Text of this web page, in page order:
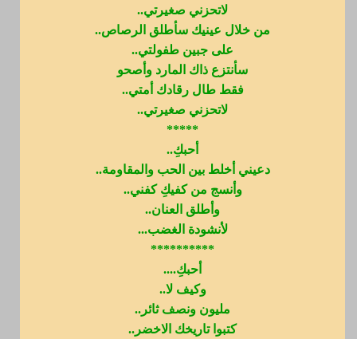
لاتحزني صغيرتي..
من خلال عينيك سأطلق الرصاص..
على جبين طفولتي..
سأنتزع ذاك المارد وأصحو
فقط طال رقادك أمتي..
لاتحزني صغيرتي..
*****
أحبكِ..
دعيني أخلط بين الحب والمقاومة..
وأنسج من كفيكِ كفني..
وأطلق العنان..
لأنشودة الغضب...
**********
أحبكِ....
وكيف لا..
مليون ونصف ثائر..
كتبوا تاريخك الاخضر..